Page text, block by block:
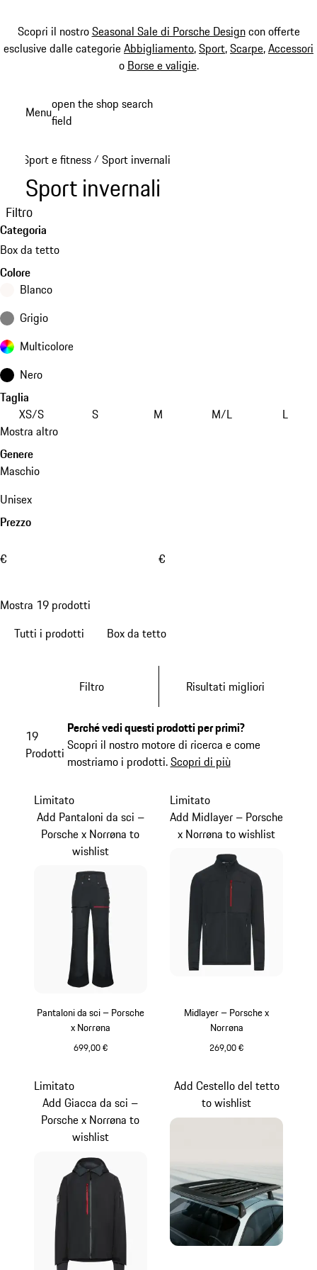
Scopri il nostroSeasonal Sale di Porsche Designcon offerte
esclusive dalle categorieAbbigliamento,Sport,Scarpe,Accessori
o Borse e valigie.
Menuopen the shop search
field
Sport e fitness / Sport invernali
Sport invernali
Filtro
Categoria
Box da tetto
Colore
Blanco
Grigio
Multicolore
Nero
Taglia
XS/S
S M M/L
L
Mostra altro
Genere
Maschio
Unisex
Prezzo
€ €
Mostra 19 prodotti
Tutti i prodotti
Box da tetto
Filtro Risultati migliori
19
Prodotti
Perché vedi questi prodotti per primi?
Scopri il nostro motore di ricerca e come
mostriamo i prodotti.Scopri di più
Pantaloni da sci – Porsche
x Norrøna
699,00 €
Limitato
Add Pantaloni da sci –
Porsche x Norrøna to
wishlist
Midlayer – Porsche x
Norrøna
269,00 €
Limitato
Add Midlayer – Porsche
x Norrøna to wishlist
Limitato
Add Giacca da sci –
Porsche x Norrøna to
wishlist
Add Cestello del tetto
to wishlist